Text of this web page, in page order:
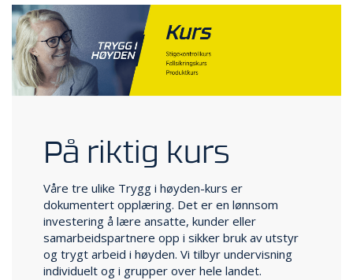
På riktig kurs
Våre tre ulike Trygg i høyden-kurs er
dokumentert opplæring. Det er en lønnsom
investering å lære ansatte, kunder eller
samarbeidspartnere opp i sikker bruk av utstyr
og trygt arbeid i høyden. Vi tilbyr undervisning
individuelt og i grupper over hele landet.
O
U
T
L
E
T